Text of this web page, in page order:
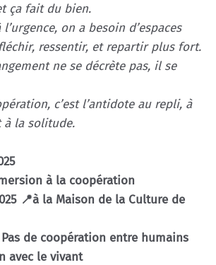
ça fait du bien.
on a besoin d’espaces
ressentir, et repartir plus fort.
ne se décrète pas, il se
c’est l’antidote au repli, à
à la solitude.
à la coopération
📍à la Maison de la Culture de
Pas de coopération entre humains
avec le vivant